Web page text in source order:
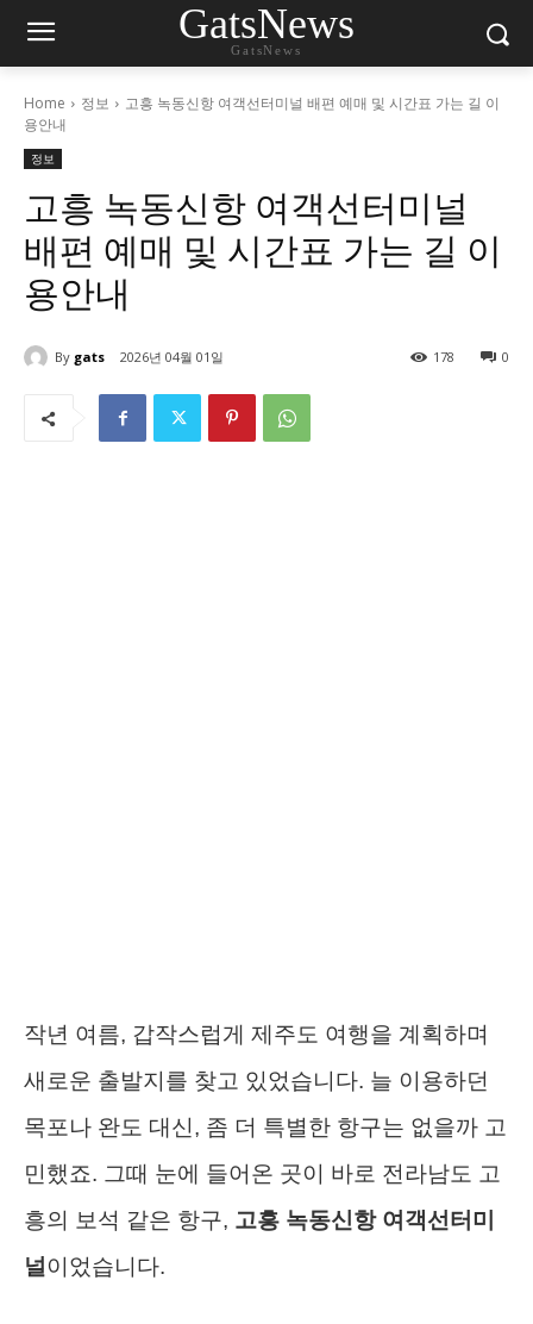
GatsNews
GatsNews
Home 정보
고흥 녹동신항 여객선터미널 배편 예매 및 시간표 가는 길 이
용안내
정보
고흥 녹동신항 여객선터미널
배편 예매 및 시간표 가는 길 이
용안내
By gats 2026년 04월 01일 0
178
작년 여름, 갑작스럽게 제주도 여행을 계획하며
새로운 출발지를 찾고 있었습니다. 늘 이용하던
목포나 완도 대신, 좀 더 특별한 항구는 없을까 고
민했죠. 그때 눈에 들어온 곳이 바로 전라남도 고
흥의 보석 같은 항구, 고흥 녹동신항 여객선터미
널 이었습니다.